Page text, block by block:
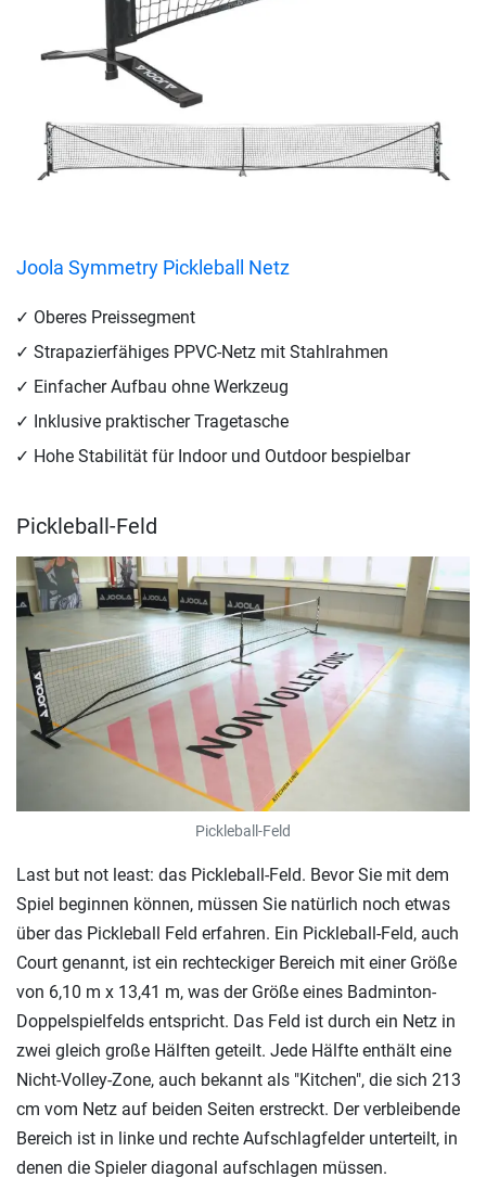
Joola Symmetry Pickleball Netz
Oberes Preissegment
Strapazierfähiges PPVC-Netz mit Stahlrahmen
Einfacher Aufbau ohne Werkzeug
Inklusive praktischer Tragetasche
Hohe Stabilität für Indoor und Outdoor bespielbar
Pickleball-Feld
Pickleball-Feld
Last but not least: das Pickleball-Feld. Bevor Sie mit dem
Spiel beginnen können, müssen Sie natürlich noch etwas
über das Pickleball Feld erfahren. Ein Pickleball-Feld, auch
Court genannt, ist ein rechteckiger Bereich mit einer Größe
von 6,10 m x 13,41 m, was der Größe eines Badminton-
Doppelspielfelds entspricht. Das Feld ist durch ein Netz in
zwei gleich große Hälften geteilt. Jede Hälfte enthält eine
Nicht-Volley-Zone, auch bekannt als "Kitchen", die sich 213
cm vom Netz auf beiden Seiten erstreckt. Der verbleibende
Bereich ist in linke und rechte Aufschlagfelder unterteilt, in
denen die Spieler diagonal aufschlagen müssen.